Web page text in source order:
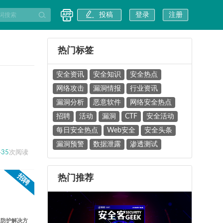
投稿 登录 注册
次阅读
招聘
护解决方
热门标签
安全资讯 安全知识
安全热点
网络攻击
漏洞情报
行业资讯
漏洞分析
恶意软件
网络安全热点
招聘
活动 漏洞 CTF
安全活动
每日安全热点
Web安全
安全头条
漏洞预警
数据泄露 渗透测试
热门推荐